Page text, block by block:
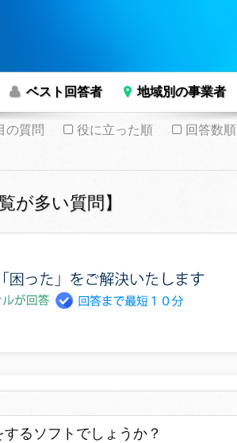
ベスト回答者 地域別の事業者
の質問 役に立った順 回答数順
が多い質問】
るソフトでしょうか？